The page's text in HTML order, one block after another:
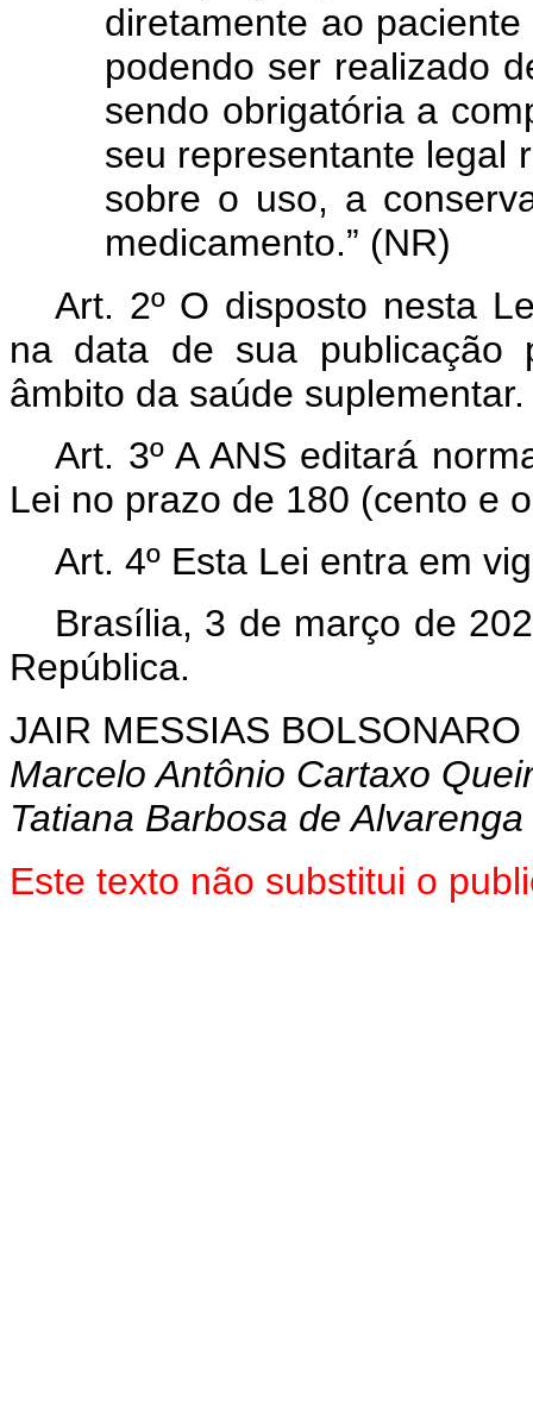
diretamente ao
podendo ser realizado
sendo obrigatória a
seu representante legal
sobre o uso, a
medicamento.” (NR)
Art. 2º O disposto nesta
na data de sua publicação
âmbito da saúde suplementar.
Art. 3º A ANS editará
Lei no prazo de 180 (cento e
Art. 4º Esta Lei entra em
Brasília, 3 de março de
República.
JAIR MESSIAS BOLSONARO
Marcelo Antônio Cartaxo
Tatiana Barbosa de Alvarenga
Este texto não substitui o